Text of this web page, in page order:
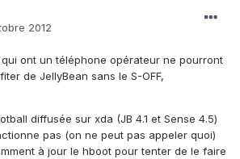
2012
ont un téléphone opérateur ne pourront
de JellyBean sans le S-OFF,
diffusée sur xda (JB 4.1 et Sense 4.5)
pas (on ne peut pas appeler quoi)
à jour le hboot pour tenter de le faire